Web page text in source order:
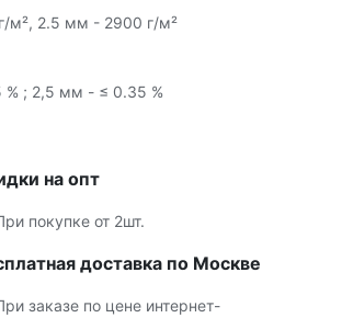
м², 2.5 мм - 2900 г/м²
; 2,5 мм - ≤ 0.35 %
на опт
покупке от 2шт.
доставка по Москве
заказе по цене интернет-